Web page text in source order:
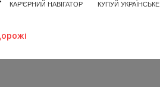
КАР'ЄРНИЙ НАВІГАТОР КУПУЙ УКРАЇНСЬКЕ